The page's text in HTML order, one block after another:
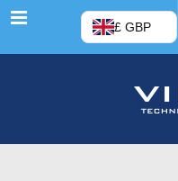
菜单 £ GBP